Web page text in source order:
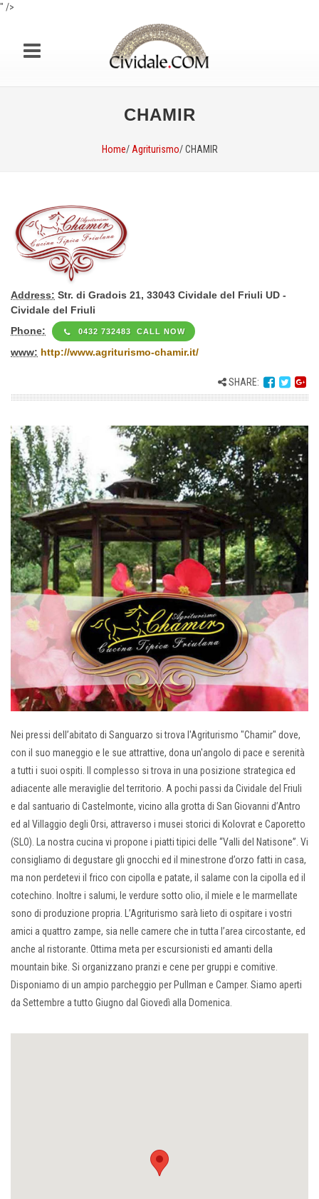
" />
CHAMIR
Home/ Agriturismo/ CHAMIR
Address: Str. di Gradois 21, 33043 Cividale del Friuli UD -
Cividale del Friuli
Phone:
0432 732483 CALL NOW
www: http://www.agriturismo-chamir.it/
SHARE:
Nei pressi dell’abitato di Sanguarzo si trova l'Agriturismo "Chamir" dove,
con il suo maneggio e le sue attrattive, dona un'angolo di pace e serenità
a tutti i suoi ospiti. Il complesso si trova in una posizione strategica ed
adiacente alle meraviglie del territorio. A pochi passi da Cividale del Friuli
e dal santuario di Castelmonte, vicino alla grotta di San Giovanni d’Antro
ed al Villaggio degli Orsi, attraverso i musei storici di Kolovrat e Caporetto
(SLO). La nostra cucina vi propone i piatti tipici delle “Valli del Natisone”. Vi
consigliamo di degustare gli gnocchi ed il minestrone d’orzo fatti in casa,
ma non perdetevi il frico con cipolla e patate, il salame con la cipolla ed il
cotechino. Inoltre i salumi, le verdure sotto olio, il miele e le marmellate
sono di produzione propria. L’Agriturismo sarà lieto di ospitare i vostri
amici a quattro zampe, sia nelle camere che in tutta l’area circostante, ed
anche al ristorante. Ottima meta per escursionisti ed amanti della
mountain bike. Si organizzano pranzi e cene per gruppi e comitive.
Disponiamo di un ampio parcheggio per Pullman e Camper. Siamo aperti
da Settembre a tutto Giugno dal Giovedì alla Domenica.